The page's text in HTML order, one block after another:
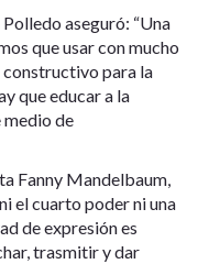
aseguró: “Una
que usar con mucho
constructivo para la
que educar a la
medio de
Fanny Mandelbaum,
el cuarto poder ni una
de expresión es
trasmitir y dar